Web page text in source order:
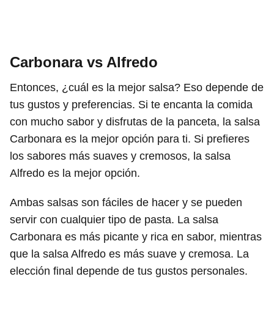
Carbonara vs Alfredo
Entonces, ¿cuál es la mejor salsa? Eso depende de
tus gustos y preferencias. Si te encanta la comida
con mucho sabor y disfrutas de la panceta, la salsa
Carbonara es la mejor opción para ti. Si prefieres
los sabores más suaves y cremosos, la salsa
Alfredo es la mejor opción.
Ambas salsas son fáciles de hacer y se pueden
servir con cualquier tipo de pasta. La salsa
Carbonara es más picante y rica en sabor, mientras
que la salsa Alfredo es más suave y cremosa. La
elección final depende de tus gustos personales.